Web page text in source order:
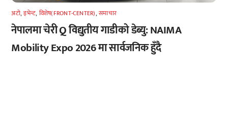
अटाे,इभेन्ट, विशेष(FRONT-CENTER),समाचार
नेपालमा चेरी Q विद्युतीय गाडीको डेब्यु: NAIMA
Mobility Expo 2026 मा सार्वजनिक हुँदै